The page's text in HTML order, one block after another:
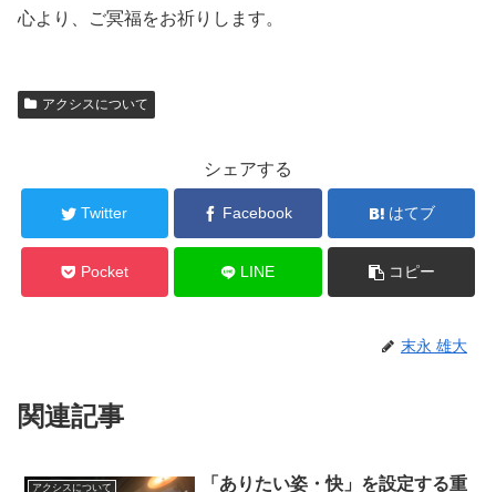
心より、ご冥福をお祈りします。
アクシスについて
シェアする
Twitter Facebook はてブ
Pocket LINE コピー
末永 雄大
関連記事
アクシスについて
「ありたい姿・快」を設定する重